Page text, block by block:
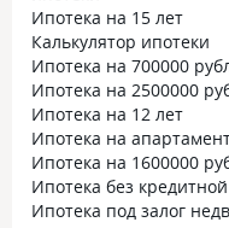
Ипотека на 15 лет
Калькулятор ипотеки
Ипотека на 700000
Ипотека на 2500000
Ипотека на 12 лет
Ипотека на
Ипотека на 1600000
Ипотека без
Ипотека под залог